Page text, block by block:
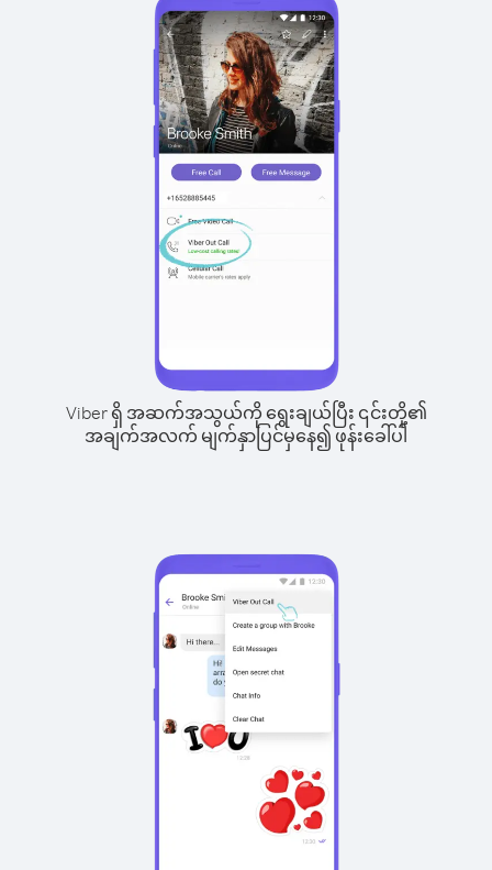
Viber ရှိ အဆက်အသွယ်ကို ရွေးချယ်ပြီး ၎င်းတို့၏
အချက်အလက် မျက်နှာပြင်မှနေ၍ ဖုန်းခေါ်ပါ